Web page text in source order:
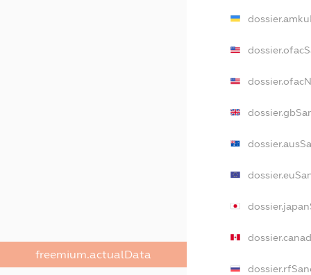
freemium.actualData